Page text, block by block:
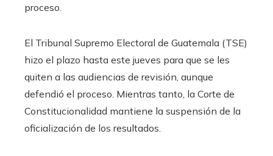
proceso.
El Tribunal Supremo Electoral de Guatemala (TSE)
hizo el plazo hasta este jueves para que se les
quiten a las audiencias de revisión, aunque
defendió el proceso. Mientras tanto, la Corte de
Constitucionalidad mantiene la suspensión de la
oficialización de los resultados.